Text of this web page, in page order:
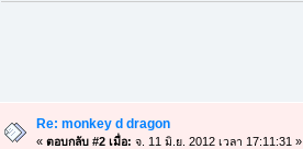
Re: monkey d dragon
«ตอบกลับ #2 เมื่อ: จ. 11 มิ.ย. 2012 เวลา 17:11:31 »